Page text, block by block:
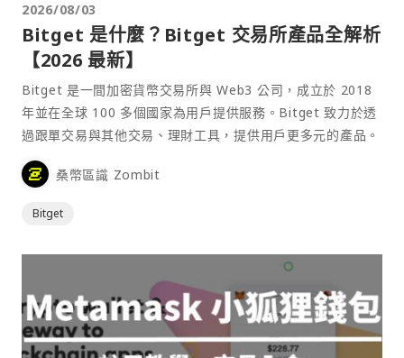
2026/08/03
Bitget 是什麼？Bitget 交易所產品全解析
【2026 最新】
Bitget 是一間加密貨幣交易所與 Web3 公司，成立於 2018
年並在全球 100 多個國家為用戶提供服務。Bitget 致力於透
過跟單交易與其他交易、理財工具，提供用戶更多元的產品。
桑幣區識 Zombit
Bitget